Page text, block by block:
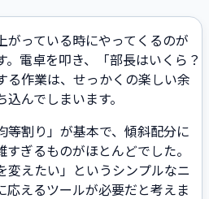
がっている時にやってくるのが
。電卓を叩き、「部長はいくら？
る作業は、せっかくの楽しい余
んでしまいます。
等割り」が基本で、傾斜配分に
ぎるものがほとんどでした。
変えたい」というシンプルなニ
応えるツールが必要だと考えま